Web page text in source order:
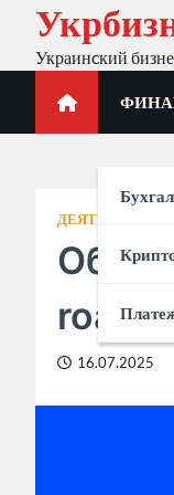
contentУкраинcкий
ДЕЯТЕЛЬНОСТЬ
16.07.2025